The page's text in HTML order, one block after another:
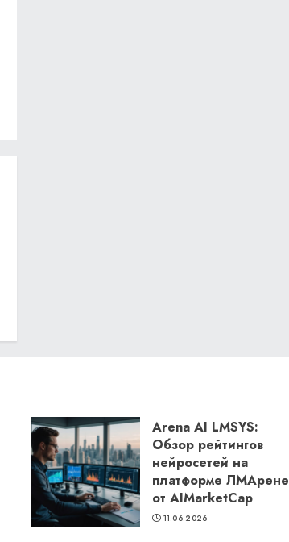
Arena AI LMSYS:
Обзор рейтингов
нейросетей на
платформе ЛМАрене
от AIMarketCap
11.06.2026